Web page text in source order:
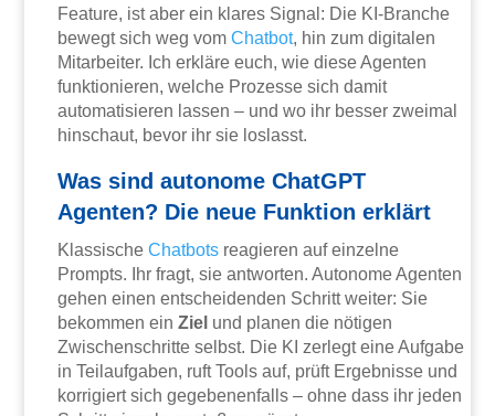
Feature, ist aber ein klares Signal: Die KI-Branche
bewegt sich weg vomChatbot, hin zum digitalen
Mitarbeiter. Ich erkläre euch, wie diese Agenten
funktionieren, welche Prozesse sich damit
automatisieren lassen – und wo ihr besser zweimal
hinschaut, bevor ihr sie loslasst.
Was sind autonome ChatGPT
Agenten? Die neue Funktion erklärt
KlassischeChatbots reagieren auf einzelne
Prompts. Ihr fragt, sie antworten. Autonome Agenten
gehen einen entscheidenden Schritt weiter: Sie
bekommen einZiel und planen die nötigen
Zwischenschritte selbst. Die KI zerlegt eine Aufgabe
in Teilaufgaben, ruft Tools auf, prüft Ergebnisse und
korrigiert sich gegebenenfalls – ohne dass ihr jeden